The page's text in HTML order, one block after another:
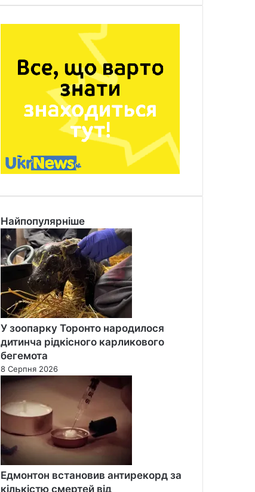
Найпопулярніше
У зоопарку Торонто народилося
дитинча рідкісного карликового
бегемота
8 Серпня 2026
Едмонтон встановив антирекорд за
кількістю смертей від